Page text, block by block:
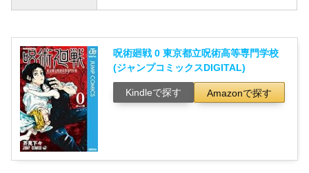
呪術廻戦 0 東京都立呪術高等専門学校
(ジャンプコミックスDIGITAL)
Kindleで探す Amazonで探す